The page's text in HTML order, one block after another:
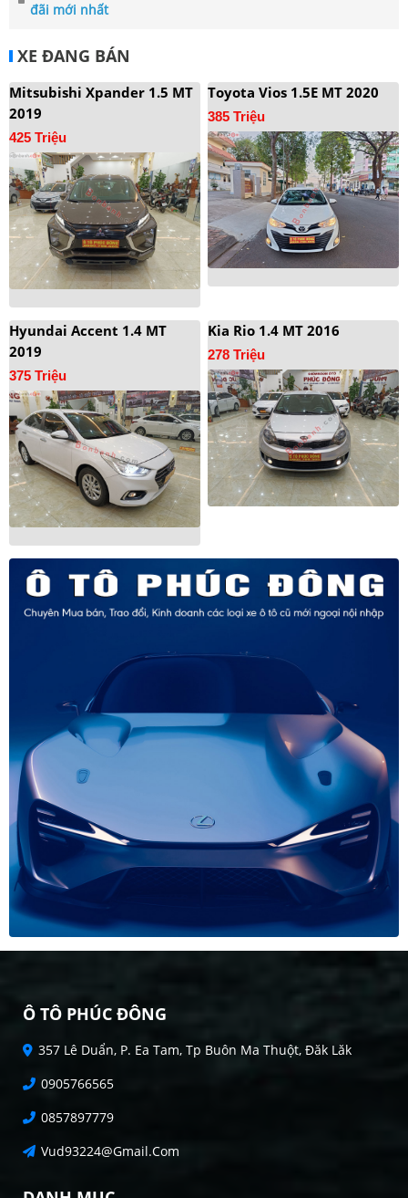
đãi mới nhất
XE ĐANG BÁN
Mitsubishi Xpander 1.5 MT
2019
425 Triệu
Toyota Vios 1.5E MT 2020
385 Triệu
Hyundai Accent 1.4 MT
2019
375 Triệu
Kia Rio 1.4 MT 2016
278 Triệu
Ô TÔ PHÚC ĐÔNG
357 Lê Duẩn, P. Ea Tam, Tp Buôn Ma Thuột, Đăk Lăk
0905766565
0857897779
Vud93224@gmail.com